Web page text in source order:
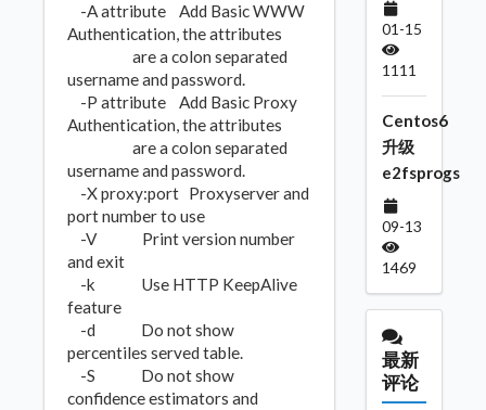
-A attribute Add Basic WWW
Authentication, the attributes
are a colon separated
username and password.
-P attribute Add Basic Proxy
Authentication, the attributes
are a colon separated
username and password.
-X proxy:port Proxyserver and
port number to use
-V Print version number
and exit
-k Use HTTP KeepAlive
feature
-d Do not show
percentiles served table.
-S Do not show
confidence estimators and
01-15
1111
Centos6
升级
e2fsprogs
09-13
1469
最新
评论